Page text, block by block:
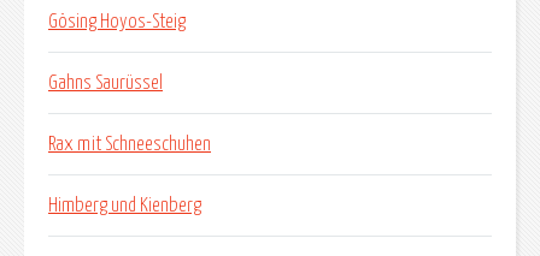
Gösing Hoyos-Steig
Gahns Saurüssel
Rax mit Schneeschuhen
Himberg und Kienberg